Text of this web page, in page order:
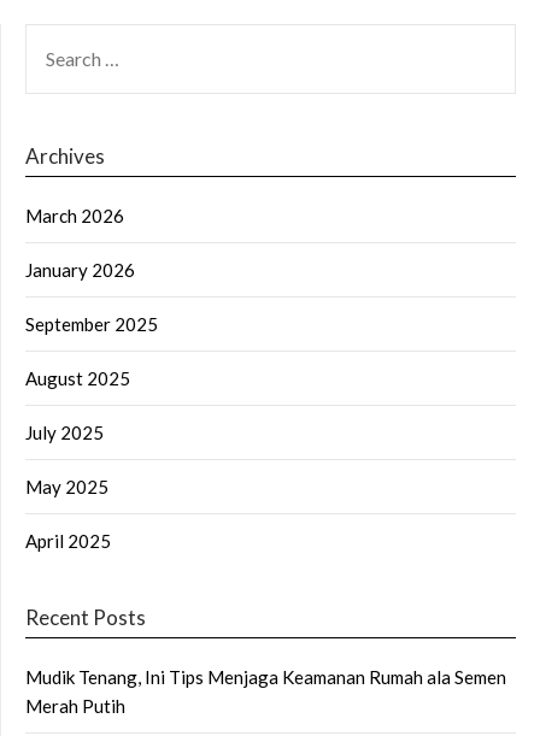
FOR:
Archives
March 2026
January 2026
September 2025
August 2025
July 2025
May 2025
April 2025
Recent Posts
Mudik Tenang, Ini Tips Menjaga Keamanan Rumah ala Semen
Merah Putih